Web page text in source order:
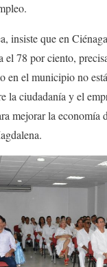
insiste que en
el 78 por ciento,
en el municipio no
la ciudadanía y el
mejorar la economía